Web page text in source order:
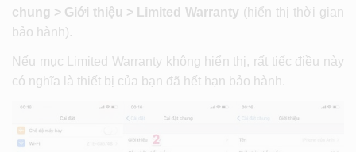
chung > Giới thiệu > Limited Warranty (hiển thị thời gian
bảo hành).
Nếu mục Limited Warranty không hiển thị, rất tiếc điều này
có nghĩa là thiết bị của bạn đã hết hạn bảo hành.